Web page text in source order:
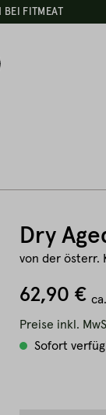
BEI FITMEAT
Dry
von der österr.
62,90 € ca.
Preise inkl.
Sofort